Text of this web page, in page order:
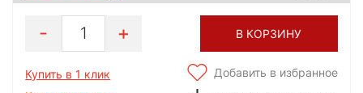
1 В КОРЗИНУ
Купить в 1 клик
Добавить в избранное